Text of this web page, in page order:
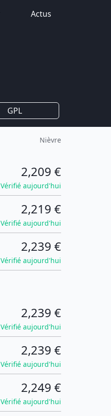
Actus
GPL
Nièvre
2,209 €
Vérifié aujourd'hui
2,219 €
Vérifié aujourd'hui
2,239 €
Vérifié aujourd'hui
2,239 €
Vérifié aujourd'hui
2,239 €
Vérifié aujourd'hui
2,249 €
Vérifié aujourd'hui